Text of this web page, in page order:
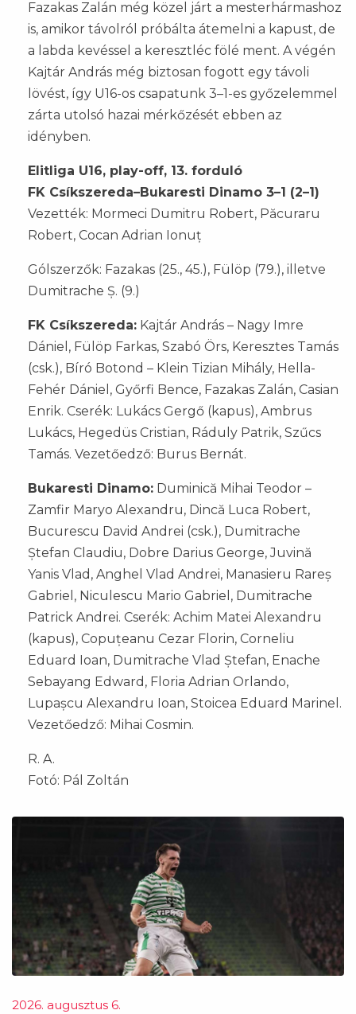
Fazakas Zalán még közel járt a mesterhármashoz
is, amikor távolról próbálta átemelni a kapust, de
a labda kevéssel a keresztléc fölé ment. A végén
Kajtár András még biztosan fogott egy távoli
lövést, így U16-os csapatunk 3–1-es győzelemmel
zárta utolsó hazai mérkőzését ebben az
idényben.
Elitliga U16, play-off, 13. forduló
FK Csíkszereda–Bukaresti Dinamo 3–1 (2–1)
Vezették: Mormeci Dumitru Robert, Păcuraru
Robert, Cocan Adrian Ionuț
Gólszerzők: Fazakas (25., 45.), Fülöp (79.), illetve
Dumitrache Ș. (9.)
FK Csíkszereda: Kajtár András – Nagy Imre
Dániel, Fülöp Farkas, Szabó Örs, Keresztes Tamás
(csk.), Bíró Botond – Klein Tizian Mihály, Hella-
Fehér Dániel, Győrfi Bence, Fazakas Zalán, Casian
Enrik. Cserék: Lukács Gergő (kapus), Ambrus
Lukács, Hegedüs Cristian, Ráduly Patrik, Szűcs
Tamás. Vezetőedző: Burus Bernát.
Bukaresti Dinamo: Duminică Mihai Teodor –
Zamfir Maryo Alexandru, Dincă Luca Robert,
Bucurescu David Andrei (csk.), Dumitrache
Ștefan Claudiu, Dobre Darius George, Juvină
Yanis Vlad, Anghel Vlad Andrei, Manasieru Rareș
Gabriel, Niculescu Mario Gabriel, Dumitrache
Patrick Andrei. Cserék: Achim Matei Alexandru
(kapus), Copuțeanu Cezar Florin, Corneliu
Eduard Ioan, Dumitrache Vlad Ștefan, Enache
Sebayang Edward, Floria Adrian Orlando,
Lupașcu Alexandru Ioan, Stoicea Eduard Marinel.
Vezetőedző: Mihai Cosmin.
R. A.
Fotó: Pál Zoltán
2026. augusztus 6.